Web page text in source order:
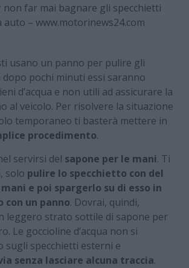
non far mai bagnare gli specchietti
auto – www.motorinews24.com
usano un panno per pulire gli
dopo pochi minuti essi saranno
d’acqua e non utili ad assicurare la
al veicolo. Per risolvere la situazione
temporaneo ti basterà mettere in
procedimento.
servirsi del sapone per le mani. Ti
solo pulire lo specchietto con del
e poi spargerlo su di esso in
con un panno. Dovrai, quindi,
leggero strato sottile di sapone per
Le goccioline d’acqua non si
sugli specchietti esterni e
senza lasciare alcuna traccia.